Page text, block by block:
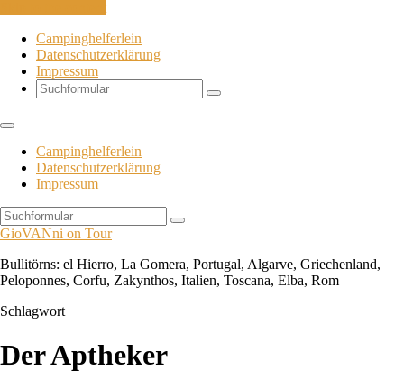
Campinghelferlein
Datenschutzerklärung
Impressum
Search
Campinghelferlein
Datenschutzerklärung
Impressum
Search
GioVANni on Tour
Bullitörns: el Hierro, La Gomera, Portugal, Algarve, Griechenland,
Peloponnes, Corfu, Zakynthos, Italien, Toscana, Elba, Rom
Schlagwort
Der Aptheker